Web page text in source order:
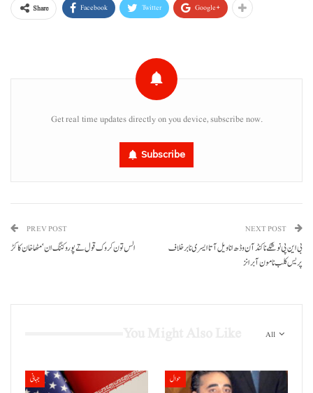
Share Facebook Twitter Google+
Get real time updates directly on you device, subscribe now.
Subscribe
PREV POST
الس تون کروک قول تے پورو کننگ ان‘مٹھاخان کاکڑ
NEXT POST
بی این پی نوشکے نا کنڈآن وڈھ انا ویل آتا ایسری نا برخلاف
پریس کلب نا مون آ برانز
All
جہانی حوال